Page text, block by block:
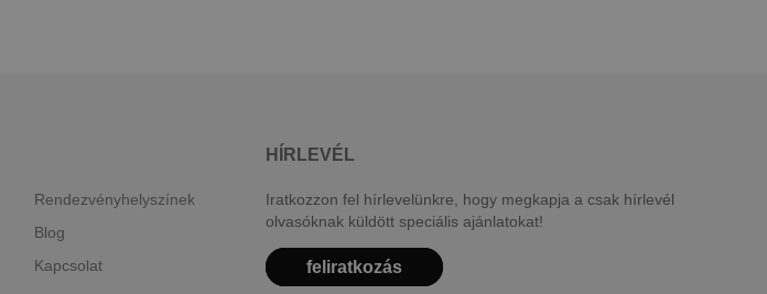
Rendezvényhelyszínek
Blog
Kapcsolat
HÍRLEVÉL
Iratkozzon fel hírlevelünkre, hogy megkapja a csak hírlevél
olvasóknak küldött speciális ajánlatokat!
feliratkozás